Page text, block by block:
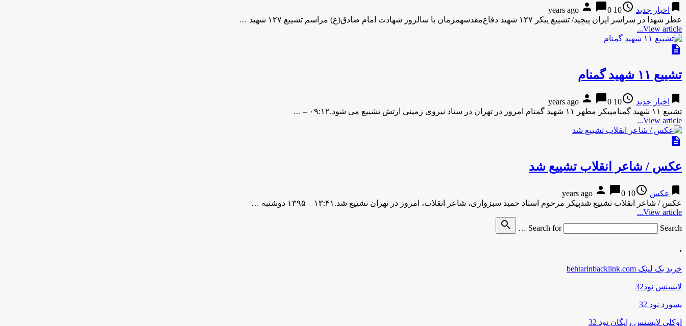
bookmark اخبار جدید access_time
10 years ago
person chat_bubble0
عطر شهدا در سراسر ایران پیچید/ تشییع پیکر ۱۲۷ شهید دفاع‌مقدسهمزمان با سالروز شهادت امام صادق(ع) مراسم تشییع ۱۲۷ شهید …
View article...
description
تشییع ۱۱ شهید گمنام
bookmark اخبار جدید access_time
10 years ago
person chat_bubble0
تشییع ۱۱ شهید گمنامپیکر مطهر ۱۱ شهید گمنام امروز در تهران در ستاد نیروی زمینی ارتش تشییع می شود.۰۹:۱۲ – …
View article...
description
عکس / شاعر انقلاب تشییع شد
bookmark عکس access_time
10 years ago
person chat_bubble0
عکس / شاعر انقلاب تشییع شدپیکر مرحوم استاد حمید سبزواری، شاعر انقلاب، امروز در تهران تشییع شد.۱۳:۴۱ – ۱۳۹۵ دوشنبه …
View article...
Search for
Search …
search
.
خرید بک لینک behtarinbacklink.com
لایسنس نود32
پسورد نود 32
اوکلی لایسنس رایگان نود 32